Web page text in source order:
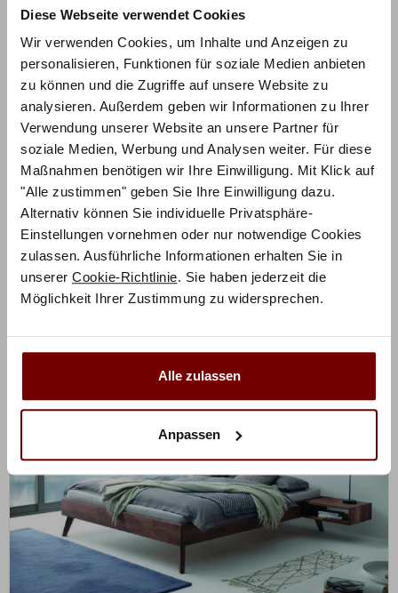
Diese Webseite verwendet Cookies
Wir verwenden Cookies, um Inhalte und Anzeigen zu
personalisieren, Funktionen für soziale Medien anbieten
zu können und die Zugriffe auf unsere Website zu
analysieren. Außerdem geben wir Informationen zu Ihrer
Verwendung unserer Website an unsere Partner für
soziale Medien, Werbung und Analysen weiter. Für diese
Maßnahmen benötigen wir Ihre Einwilligung. Mit Klick auf
"Alle zustimmen" geben Sie Ihre Einwilligung dazu.
Alternativ können Sie individuelle Privatsphäre-
Einstellungen vornehmen oder nur notwendige Cookies
zulassen. Ausführliche Informationen erhalten Sie in
unserer Cookie-Richtlinie. Sie haben jederzeit die
Möglichkeit Ihrer Zustimmung zu widersprechen.
Alle zulassen
Anpassen
ZUM PRODUKT
Xylo Vola Bett – Fine-Line Syma 18
Holz konfigurierbar
1.221,00€ 1.628,00€
Mit Vorkasse nur1.098,90€
Preisbeispiel 140x200 cm